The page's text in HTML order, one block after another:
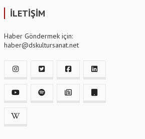
İLETİŞİM
Haber Göndermek için:
haber@dskultursanat.net